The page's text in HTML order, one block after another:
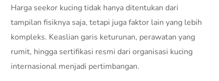
Harga seekor kucing tidak hanya ditentukan dari
tampilan fisiknya saja, tetapi juga faktor lain yang lebih
kompleks. Keaslian garis keturunan, perawatan yang
rumit, hingga sertifikasi resmi dari organisasi kucing
internasional menjadi pertimbangan.